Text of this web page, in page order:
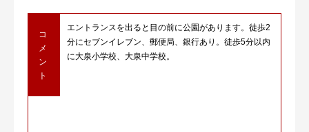
コ
メ
ン
ト
エントランスを出ると目の前に公園があります。徒歩2
分にセブンイレブン、郵便局、銀行あり。徒歩5分以内
に大泉小学校、大泉中学校。